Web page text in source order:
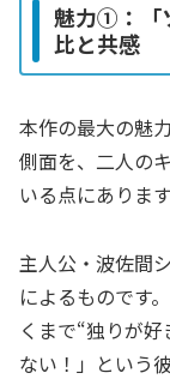
魅力①：「
比と共感
本作の最大の魅
側面を、二人の
いる点にあります
主人公・波佐間
によるものです
くまで“独りが
ない！」という